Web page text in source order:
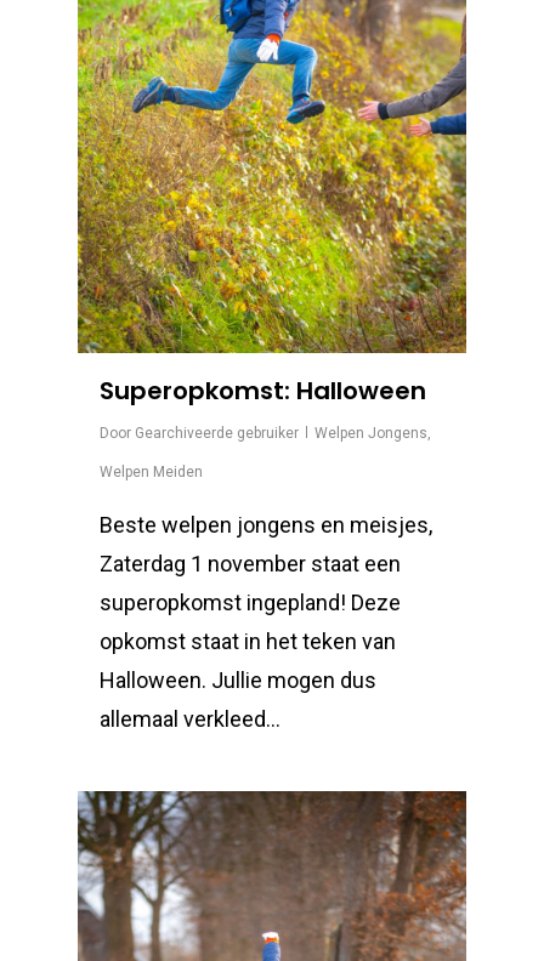
Superopkomst: Halloween
Door Gearchiveerde gebruiker Welpen Jongens,
Welpen Meiden
Beste welpen jongens en meisjes,
Zaterdag 1 november staat een
superopkomst ingepland! Deze
opkomst staat in het teken van
Halloween. Jullie mogen dus
allemaal verkleed…